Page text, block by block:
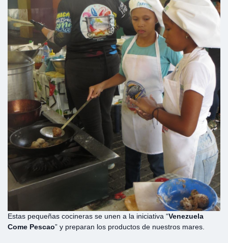
Estas pequeñas cocineras se unen a la iniciativa “Venezuela
Come Pescao” y preparan los productos de nuestros mares.